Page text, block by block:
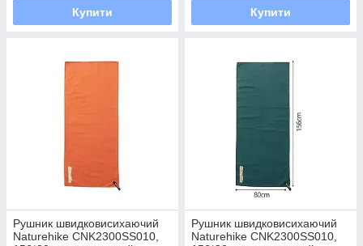
Купити Купити
Рушник швидковисихаючий
Naturehike CNK2300SS010,
Рушник швидковисихаючий
Naturehike CNK2300SS010,